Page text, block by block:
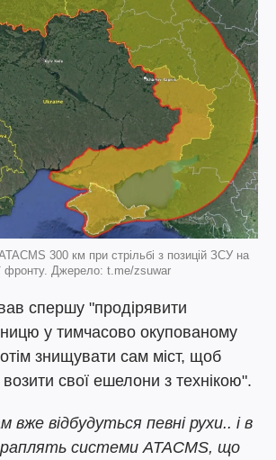
300 км при стрільбі з позицій ЗСУ на
фронту. Джерело: t.me/zsuwar
спершу "продірявити
у тимчасово окупованому
знищувати сам міст, щоб
свої ешелони з технікою".
відбудуться певні рухи.. і в
системи ATACMS, що